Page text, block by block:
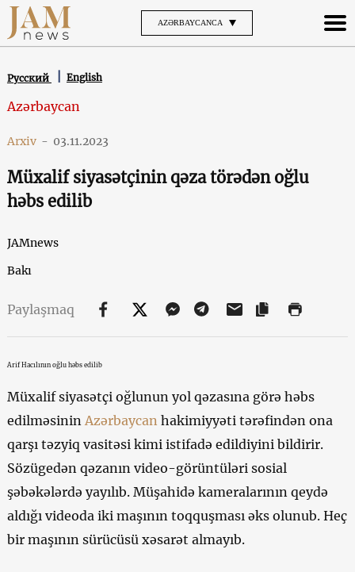
AZƏRBAYCANCA
Русский English
Azərbaycan
Arxiv - 03.11.2023
Müxalif siyasətçinin qəza törədən oğlu
həbs edilib
JAMnews
Bakı
Paylaşmaq
Arif Hacılının oğlu həbs edilib
Müxalif siyasətçi oğlunun yol qəzasına görə həbs
edilməsinin Azərbaycan hakimiyyəti tərəfindən ona
qarşı təzyiq vasitəsi kimi istifadə edildiyini bildirir.
Sözügedən qəzanın video-görüntüləri sosial
şəbəkələrdə yayılıb. Müşahidə kameralarının qeydə
aldığı videoda iki maşının toqquşması əks olunub. Heç
bir maşının sürücüsü xəsarət almayıb.